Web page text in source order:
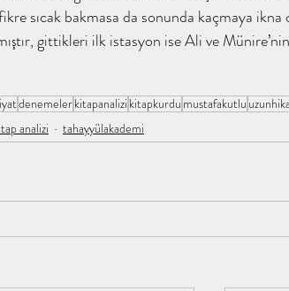
Abdullah Kimdir ? / tahay
sıcak bakmasa da sonunda kaçmaya
gittikleri ilk istasyon ise Ali ve
denemelerkitapanalizi kitapkurdu mustafakutlu
analizi tahayyülakademi